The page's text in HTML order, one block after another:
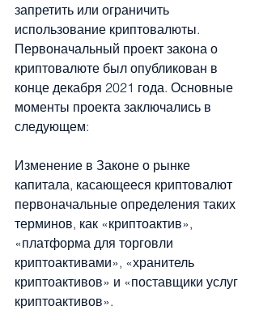
запретить или ограничить
использование криптовалюты.
Первоначальный проект закона о
криптовалюте был опубликован в
конце декабря 2021 года. Основные
моменты проекта заключались в
следующем:
Изменение в Законе о рынке
капитала, касающееся криптовалют
первоначальные определения таких
терминов, как «криптоактив»,
«платформа для торговли
криптоактивами», «хранитель
криптоактивов» и «поставщики услуг
криптоактивов».